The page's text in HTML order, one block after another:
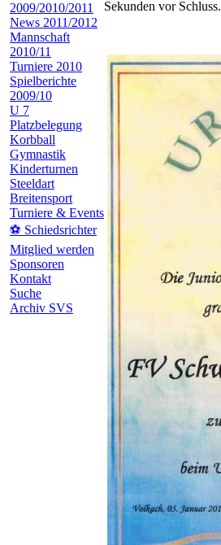
2009/2010/2011
News 2011/2012
Mannschaft
2010/11
Turniere 2010
Spielberichte
2009/10
U 7
Platzbelegung
Korbball
Gymnastik
Kinderturnen
Steeldart
Breitensport
Turniere & Events
⚽ Schiedsrichter
Mitglied werden
Sponsoren
Kontakt
Suche
Archiv SVS
Sekunden vor Schluss.